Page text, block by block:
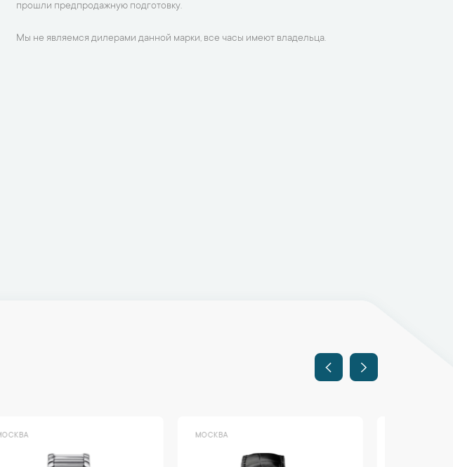
прошли предпродажную подготовку.
Мы не являемся дилерами данной марки, все часы имеют владельца.
МОСКВА МОСКВА